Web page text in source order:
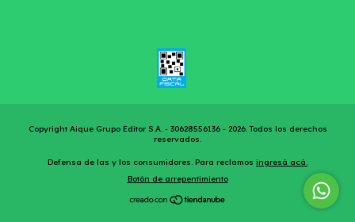
Copyright Aique Grupo Editor S.A. - 30628556136 - 2026. Todos los derechos
reservados.
Defensa de las y los consumidores. Para reclamos ingresá acá.
Botón de arrepentimiento